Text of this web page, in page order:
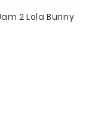
2 Lola Bunny